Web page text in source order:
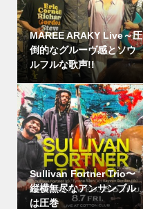
MAREE ARAKY Live～圧
倒的なグルーヴ感とソウ
ルフルな歌声!!
Sullivan Fortner Trio〜
縦横無尽なアンサンブル
は圧巻